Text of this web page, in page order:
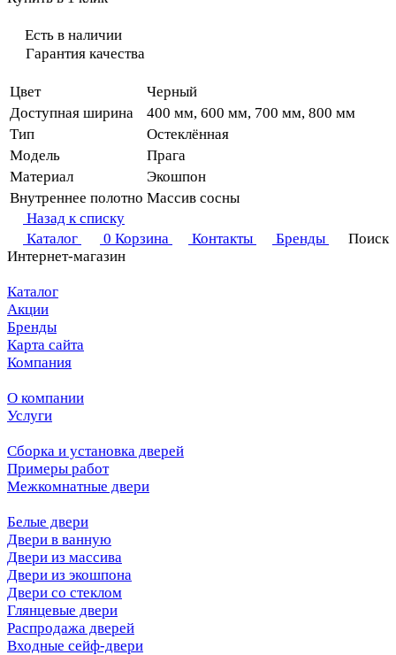
Есть в наличии
Гарантия качества
Цвет
Черный
Доступная ширина
400 мм, 600 мм, 700 мм, 800 мм
Тип
Остеклённая
Модель
Прага
Материал
Экошпон
Внутреннее полотно Массив сосны
Назад к списку
Каталог
0 Корзина Контакты Бренды
Поиск
Интернет-магазин
Каталог
Акции
Бренды
Карта сайта
Компания
О компании
Услуги
Сборка и установка дверей
Примеры работ
Межкомнатные двери
Белые двери
Двери в ванную
Двери из массива
Двери из экошпона
Двери со стеклом
Глянцевые двери
Распродажа дверей
Входные сейф-двери